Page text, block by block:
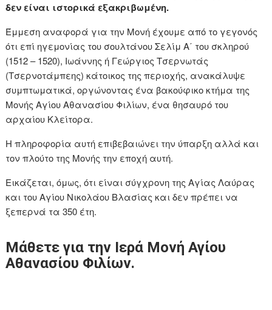
δεν είναι ιστορικά εξακριβωμένη.
Έμμεση αναφορά για την Μονή έχουμε από το γεγονός
ότι επί ηγεμονίας του σουλτάνου Σελίμ Α΄ του σκληρού
(1512 – 1520), Ιωάννης ή Γεώργιος Τσερνωτάς
(Τσερνοτάμπεης) κάτοικος της περιοχής, ανακάλυψε
συμπτωματικά, οργώνοντας ένα βακούφικο κτήμα της
Μονής Αγίου Αθανασίου Φιλίων, ένα θησαυρό του
αρχαίου Κλείτορα.
Η πληροφορία αυτή επιβεβαιώνει την ύπαρξη αλλά και
τον πλούτο της Μονής την εποχή αυτή.
Εικάζεται, όμως, ότι είναι σύγχρονη της Αγίας Λαύρας
και του Αγίου Νικολάου Βλασίας και δεν πρέπει να
ξεπερνά τα 350 έτη.
Μάθετε για την Ιερά Μονή Αγίου
Αθανασίου Φιλίων.